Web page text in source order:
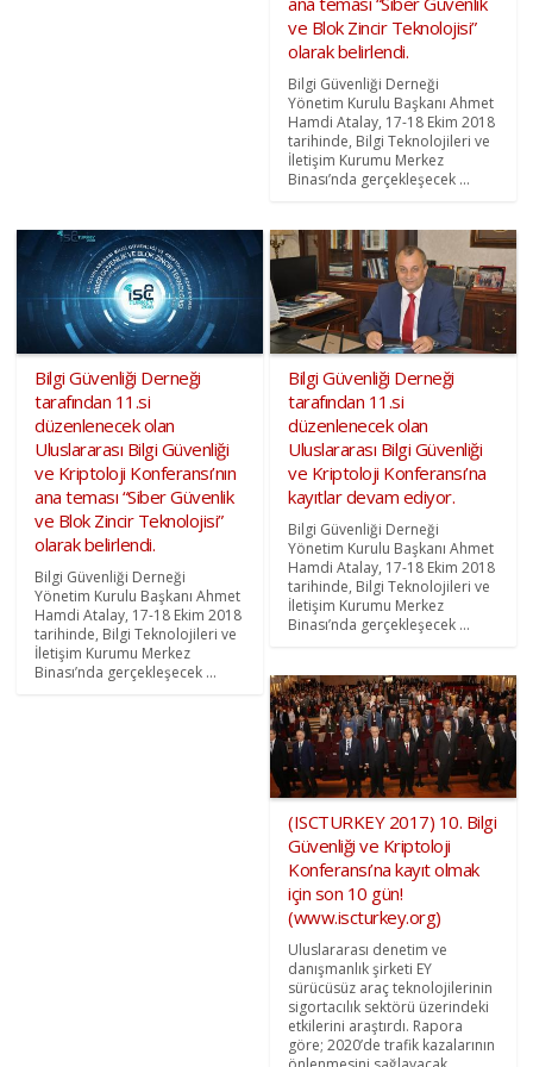
ve Blok Zincir Teknolojisi”
olarak belirlendi.
Bilgi Güvenliği Derneği
Yönetim Kurulu Başkanı Ahmet
Hamdi Atalay, 17-18 Ekim 2018
tarihinde, Bilgi Teknolojileri ve
İletişim Kurumu Merkez
Binası’nda gerçekleşecek ...
Bilgi Güvenliği Derneği
tarafından 11.si
düzenlenecek olan
Uluslararası Bilgi Güvenliği
ve Kriptoloji Konferansı’nın
ana teması “Siber Güvenlik
ve Blok Zincir Teknolojisi”
olarak belirlendi.
Bilgi Güvenliği Derneği
Yönetim Kurulu Başkanı Ahmet
Hamdi Atalay, 17-18 Ekim 2018
tarihinde, Bilgi Teknolojileri ve
İletişim Kurumu Merkez
Binası’nda gerçekleşecek ...
Bilgi Güvenliği Derneği
tarafından 11.si
düzenlenecek olan
Uluslararası Bilgi Güvenliği
ve Kriptoloji Konferansı’na
kayıtlar devam ediyor.
Bilgi Güvenliği Derneği
Yönetim Kurulu Başkanı Ahmet
Hamdi Atalay, 17-18 Ekim 2018
tarihinde, Bilgi Teknolojileri ve
İletişim Kurumu Merkez
Binası’nda gerçekleşecek ...
(ISCTURKEY 2017) 10. Bilgi
Güvenliği ve Kriptoloji
Konferansı’na kayıt olmak
için son 10 gün!
(www.iscturkey.org)
Uluslararası denetim ve
danışmanlık şirketi EY
sürücüsüz araç teknolojilerinin
sigortacılık sektörü üzerindeki
etkilerini araştırdı. Rapora
göre; 2020’de trafik kazalarının